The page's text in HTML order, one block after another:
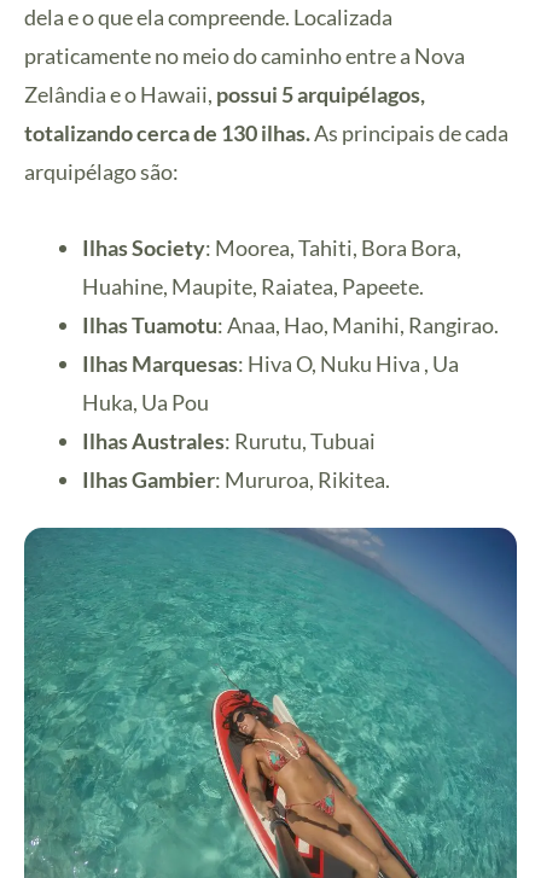
dela e o que ela compreende. Localizada
praticamente no meio do caminho entre a Nova
Zelândia e o Hawaii, possui 5 arquipélagos,
totalizando cerca de 130 ilhas.As principais de cada
arquipélago são:
Ilhas Society: Moorea, Tahiti, Bora Bora,
Huahine, Maupite, Raiatea, Papeete.
Ilhas Tuamotu: Anaa, Hao, Manihi, Rangirao.
Ilhas Marquesas: Hiva O, Nuku Hiva , Ua
Huka, Ua Pou
Ilhas Australes: Rurutu, Tubuai
Ilhas Gambier: Mururoa, Rikitea.